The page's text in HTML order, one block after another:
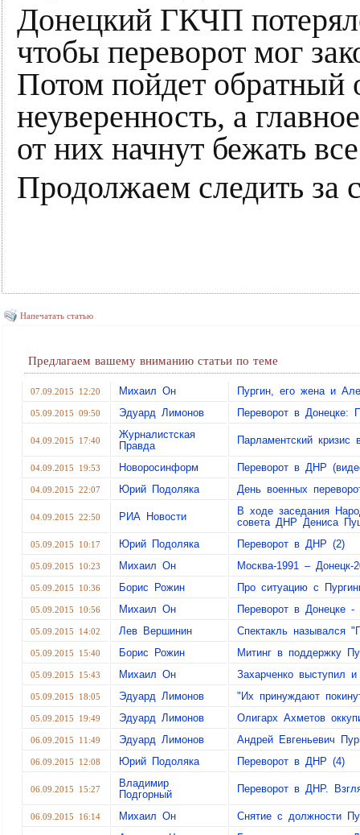
Донецкий ГКЧП
чтобы переворот мог
Потом пойдет обратный
неуверенность, а
от них начнут бежать
Продолжаем следить за
Напечатать статью
Предлагаем вашему вниманию статьи по теме
07.09.2015 12:20 Михаил Он Пургин, его жена и
05.09.2015 09:50 Эдуард Лимонов Переворот в Донецке:
04.09.2015 17:40
Журналистская
Правда
Парламентский
04.09.2015 19:53 Новоросинформ Переворот в ДНР
04.09.2015 22:07 Юрий Подоляка День военных
04.09.2015 22:50 РИА Новости
В ходе заседания
совета ДНР Дениса
05.09.2015 10:17 Юрий Подоляка Переворот в ДНР (2)
05.09.2015 10:23 Михаил Он Москва-1991 – Донецк-
05.09.2015 10:36 Борис Рожин Про ситуацию с
05.09.2015 10:56 Михаил Он Переворот в Донецке
05.09.2015 14:02 Лев Вершинин Спектакль назывался
05.09.2015 15:40 Борис Рожин Митинг в поддержку
05.09.2015 15:43 Михаил Он Захарченко выступил
05.09.2015 18:05 Эдуард Лимонов "Их принуждают
05.09.2015 19:49 Эдуард Лимонов Олигарх Ахметов
06.09.2015 11:49 Эдуард Лимонов Андрей Евгеньевич
06.09.2015 12:08 Юрий Подоляка Переворот в ДНР (4)
06.09.2015 15:27
Владимир
Подгорный
Переворот в ДНР.
06.09.2015 16:14 Михаил Он Снятие с должности